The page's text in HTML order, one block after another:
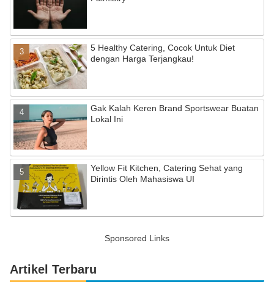
5 Healthy Catering, Cocok Untuk Diet
dengan Harga Terjangkau!
Gak Kalah Keren Brand Sportswear Buatan
Lokal Ini
Yellow Fit Kitchen, Catering Sehat yang
Dirintis Oleh Mahasiswa UI
Sponsored Links
Artikel Terbaru